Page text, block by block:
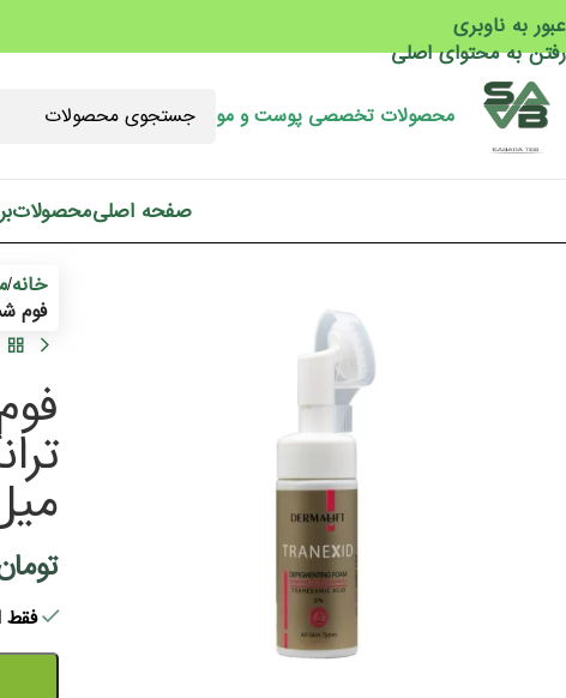
عبور به ناوبری
رفتن به محتوای اصلی
محصولات تخصصی پوست و مو
صفحه اصلیمحصولات
خانه/
فوم
فقط 1 عدد در انبار موجود است